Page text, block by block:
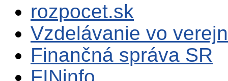
rozpocet.sk
Vzdelávanie vo
Finančná správa SR